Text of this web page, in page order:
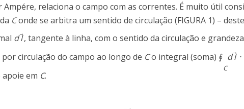
relaciona o campo com as correntes. É muito útil
Conde se arbitra um sentido de circulação (FIGURA 1) –
d→
l, tangente à linha, com o sentido da circulação e grandeza
circulação do campo ao longo de Co integral (soma) ∮
C
d→
l ⋅
em C.